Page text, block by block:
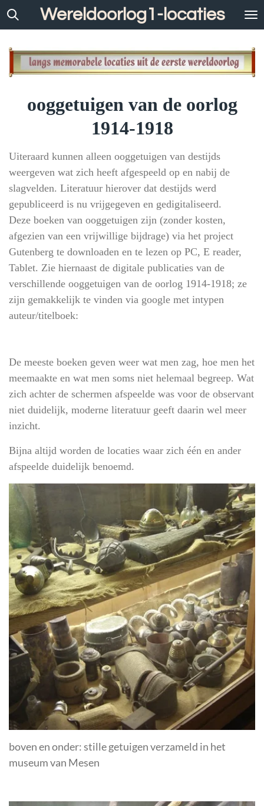
Ga
de
hoofdinhoud
Wereldoorlog1-locaties
ooggetuigen van de oorlog
1914-1918
Uiteraard kunnen alleen ooggetuigen van destijds
weergeven wat zich heeft afgespeeld op en nabij de
slagvelden. Literatuur hierover dat destijds werd
gepubliceerd is nu vrijgegeven en gedigitaliseerd.
Deze boeken van ooggetuigen zijn (zonder kosten,
afgezien van een vrijwillige bijdrage) via het project
Gutenberg te downloaden en te lezen op PC, E reader,
Tablet. Zie hiernaast de digitale publicaties van de
verschillende ooggetuigen van de oorlog 1914-1918; ze
zijn gemakkelijk te vinden via google met intypen
auteur/titelboek:
De meeste boeken geven weer wat men zag, hoe men het
meemaakte en wat men soms niet helemaal begreep. Wat
zich achter de schermen afspeelde was voor de observant
niet duidelijk, moderne literatuur geeft daarin wel meer
inzicht.
Bijna altijd worden de locaties waar zich één en ander
afspeelde duidelijk benoemd.
boven en onder: stille getuigen verzameld in het
museum van Mesen